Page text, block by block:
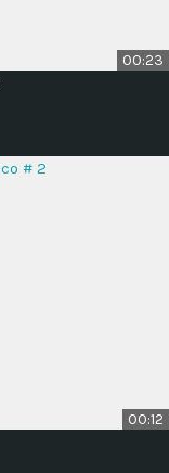
00:23
00:12